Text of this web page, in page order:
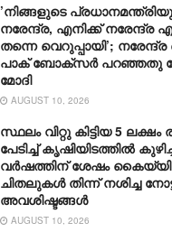
’നിങ്ങളുടെ
നരേന്ദ്ര, എനിക്ക് നരേന്ദ്ര
തന്നെ വെറുപ്പായി’;
പാക് ബോക്സർ പറഞ്ഞതു കേട്ട്
മോദി
AUGUST 10, 2026
സ്ഥലം വിറ്റു കിട്ടിയ 5
പേടിച്ച് കൃഷിയിടത്തിൽ
വർഷത്തിന് ശേഷം
ചിതലുകൾ തിന്ന് നശിച്ച
അവശിഷ്ടങ്ങൾ
AUGUST 10, 2026